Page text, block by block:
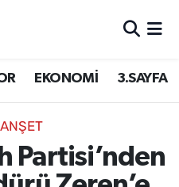
EKONOMİ 3.SAYFA
Partisi’nden
Haritası